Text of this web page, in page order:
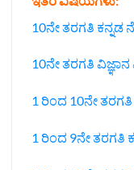
10ನೇ ತರಗತಿ ಕನ್ನಡ
10ನೇ ತರಗತಿ
1 ರಿಂದ 10ನೇ ತರಗತಿ
1 ರಿಂದ 9ನೇ ತರಗತಿ